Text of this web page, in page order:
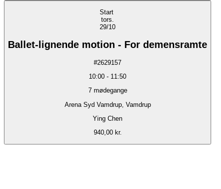
Start
tors.
29/10
Ballet-lignende motion - For demensramte
#2629157
10:00 - 11:50
7 mødegange
Arena Syd Vamdrup, Vamdrup
Ying Chen
940,00 kr.